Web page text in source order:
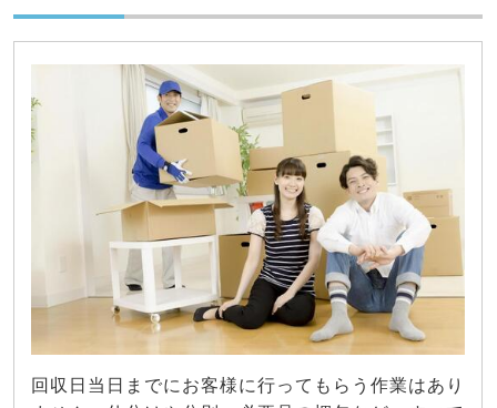
回収日当日までにお客様に行ってもらう作業はあり